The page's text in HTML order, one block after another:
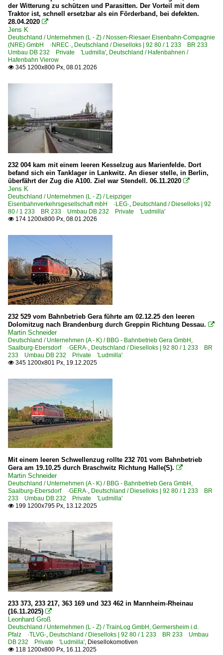
der Witterung zu schützen und Parasitten. Der Vorteil mit dem
Traktor ist, schnell ersetzbar als ein Förderband, bei defekten.
28.04.2020 
Jens K
Deutschland / Unternehmen (L - Z) / Nossen-Riesaer Eisenbahn-Compagnie
(NRE) GmbH ·NREC·, Deutschland / Dieselloks | 92 80 / 1 233 BR 233
Umbau DB 232 Private 'Ludmilla', Deutschland / Hafenbahnen /
Hafenbahn Vierow
 345 1200x800 Px, 08.01.2026
232 004 kam mit einem leeren Kesselzug aus Marienfelde. Dort
befand sich ein Tanklager in Lankwitz. An dieser stelle, in Berlin,
überfährt der Zug die A100. Ziel war Stendell. 06.11.2020 
Jens K
Deutschland / Unternehmen (L - Z) / Leipziger
Eisenbahnverkehrsgesellschaft mbH ·LEG·, Deutschland / Dieselloks | 92
80 / 1 233 BR 233 Umbau DB 232 Private 'Ludmilla'
 174 1200x800 Px, 08.01.2026
232 529 vom Bahnbetrieb Gera führte am 02.12.25 den leeren
Dolomitzug nach Brandenburg durch Greppin Richtung Dessau. 
Martin Schneider
Deutschland / Unternehmen (A - K) / BBG - Bahnbetrieb Gera GmbH,
Saalburg-Ebersdorf ·GERA·, Deutschland / Dieselloks | 92 80 / 1 233 BR
233 Umbau DB 232 Private 'Ludmilla'
 345 1200x801 Px, 19.12.2025
Mit einem leeren Schwellenzug rollte 232 701 vom Bahnbetrieb
Gera am 19.10.25 durch Braschwitz Richtung Halle(S). 
Martin Schneider
Deutschland / Unternehmen (A - K) / BBG - Bahnbetrieb Gera GmbH,
Saalburg-Ebersdorf ·GERA·, Deutschland / Dieselloks | 92 80 / 1 233 BR
233 Umbau DB 232 Private 'Ludmilla'
 199 1200x795 Px, 13.12.2025
233 373, 233 217, 363 169 und 323 462 in Mannheim-Rheinau
(16.11.2025) 
Leonhard Groß
Deutschland / Unternehmen (L - Z) / TrainLog GmbH, Germersheim i.d.
Pfalz ·TLVG·, Deutschland / Dieselloks | 92 80 / 1 233 BR 233 Umbau
DB 232 Private 'Ludmilla', Diesellokomotiven
 118 1200x800 Px, 16.11.2025